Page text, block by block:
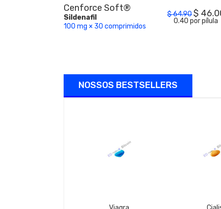
Cenforce Soft®
Sildenafil
100 mg × 30 comprimidos
$64.90$
0.40 por pílula
NOSSOS BESTSELLERS